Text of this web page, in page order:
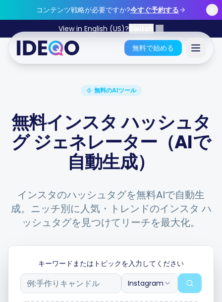
Skip to main content
コンテンツ戦略が必要ですか?今すぐ予約する
View in English (US)?
無料で始める
サインイン
無料で始めましょう
クレジット カードは不要 • 永久無料
特長
無料ツール
Shopify ストアの場合
無料のAIツール
無料インスタ ハッシュタ
グ ジェネレーター（AIで
自動生成）
インスタのハッシュタグを無料AIで自動生
成。ニッチ別に人気・トレンドのインスタ ハ
ッシュタグを見つけてリーチを最大化。
キーワードまたはトピックを入力してください
Instagram